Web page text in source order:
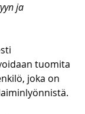
ja
tuomita
joka on